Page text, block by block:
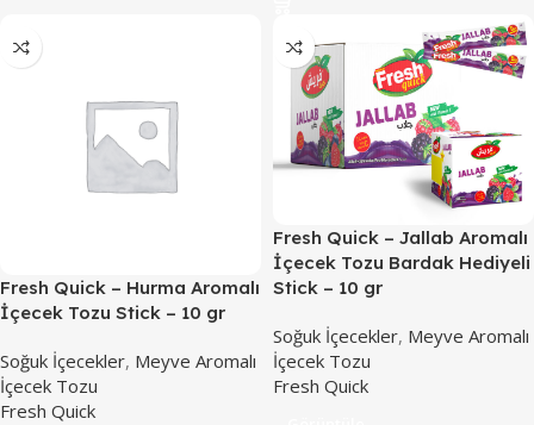
Fresh Quick – Hurma Aromalı
İçecek Tozu Stick – 10 gr
Soğuk İçecekler, Meyve Aromalı
İçecek Tozu
Fresh Quick
Fresh Quick – Jallab Aromalı
İçecek Tozu Bardak Hediyeli
Stick – 10 gr
Soğuk İçecekler, Meyve Aromalı
İçecek Tozu
Fresh Quick